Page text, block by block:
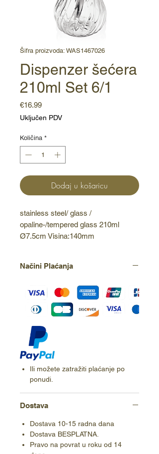
Šifra proizvoda: WAS1467026
Dispenzer šećera
210ml Set 6/1
€16.99Cijena
Uključen PDV
Količina *
Dodaj u košaricu
stainless steel/ glass /
opaline-/tempered glass 210ml
Ø7.5cm Visina:140mm
Načini Plaćanja
Ili možete zatražiti plaćanje po
ponudi.
Dostava
Dostava 10-15 radna dana
Dostava BESPLATNA.
Pravo na povrat u roku od 14